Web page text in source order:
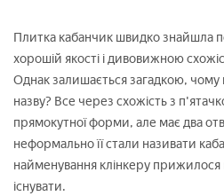
Плитка кабанчик швидко знайшла
хорошій якості і дивовижною
Однак залишається загадкою, чому
назву? Все через схожість з
прямокутної форми, але має два
неформально її стали називати
найменування клінкеру прижилося
існувати.